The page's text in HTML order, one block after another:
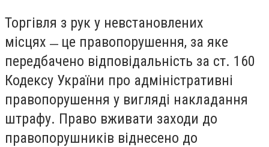
Торгівля з рук у невстановлених
місцях ̶ це правопорушення, за яке
передбачено відповідальність за ст. 160
Кодексу України про адміністративні
правопорушення у вигляді накладання
штрафу. Право вживати заходи до
правопорушників віднесено до